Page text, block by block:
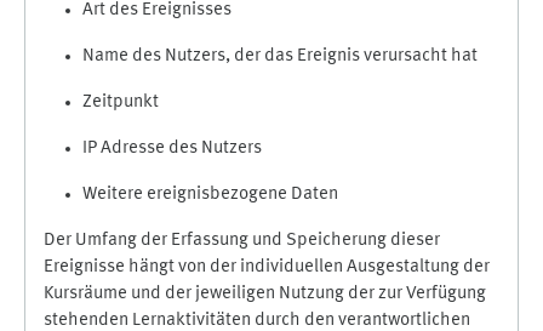
Art des Ereignisses
Name des Nutzers, der das Ereignis verursacht hat
Zeitpunkt
IP Adresse des Nutzers
Weitere ereignisbezogene Daten
Der Umfang der Erfassung und Speicherung dieser
Ereignisse hängt von der individuellen Ausgestaltung der
Kursräume und der jeweiligen Nutzung der zur Verfügung
stehenden Lernaktivitäten durch den verantwortlichen